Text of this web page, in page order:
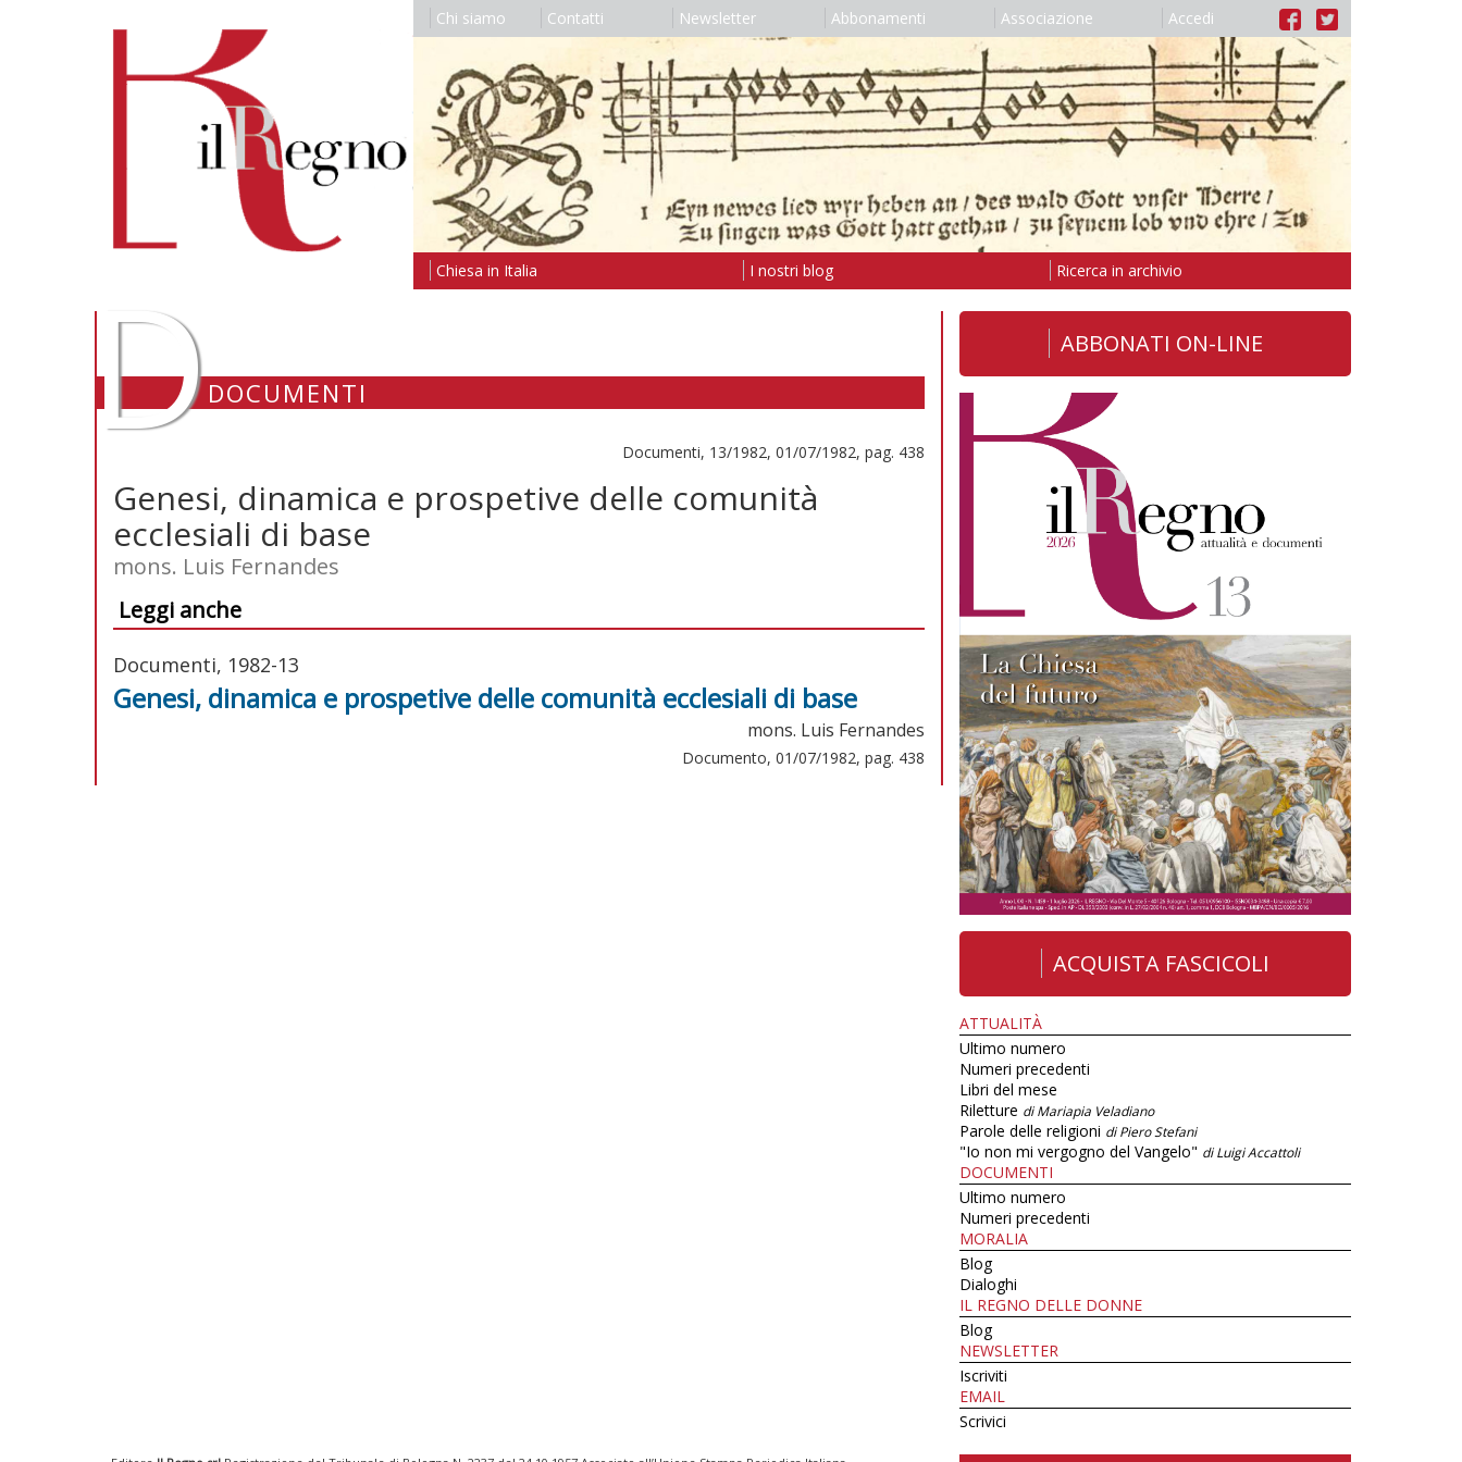
Chi siamo Contatti Newsletter Abbonamenti Associazione Accedi
Chiesa in Italia I nostri blog Ricerca in archivio
DDOCUMENTI
Documenti, 13/1982, 01/07/1982, pag. 438
Genesi, dinamica e prospetive delle comunità
ecclesiali di base
mons. Luis Fernandes
Leggi anche
Documenti, 1982-13
Genesi, dinamica e prospetive delle comunità ecclesiali di base
mons. Luis Fernandes
Documento, 01/07/1982, pag. 438
ABBONATI ON-LINE
ACQUISTA FASCICOLI
ATTUALITÀ
Ultimo numero
Numeri precedenti
Libri del mese
Riletture di Mariapia Veladiano
Parole delle religioni di Piero Stefani
"Io non mi vergogno del Vangelo" di Luigi Accattoli
DOCUMENTI
Ultimo numero
Numeri precedenti
MORALIA
Blog
Dialoghi
IL REGNO DELLE DONNE
Blog
NEWSLETTER
Iscriviti
EMAIL
Scrivici